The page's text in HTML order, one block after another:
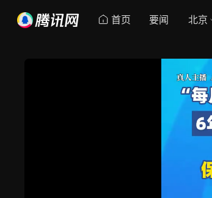
首页 要闻 北京